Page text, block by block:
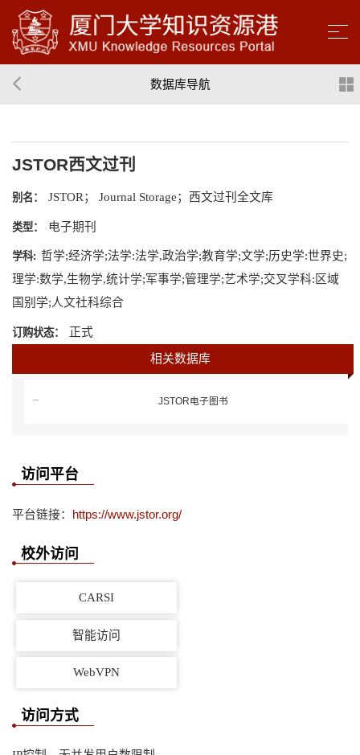
数据库导航
JSTOR西文过刊
别名： JSTOR； Journal Storage；西文过刊全文库
类型： 电子期刊
学科: 哲学;经济学;法学:法学,政治学;教育学;文学;历史学:世界史;
理学:数学,生物学,统计学;军事学;管理学;艺术学;交叉学科:区域
国别学;人文社科综合
订购状态： 正式
相关数据库
JSTOR电子图书
访问平台
平台链接： https://www.jstor.org/
校外访问
CARSI
智能访问
WebVPN
访问方式